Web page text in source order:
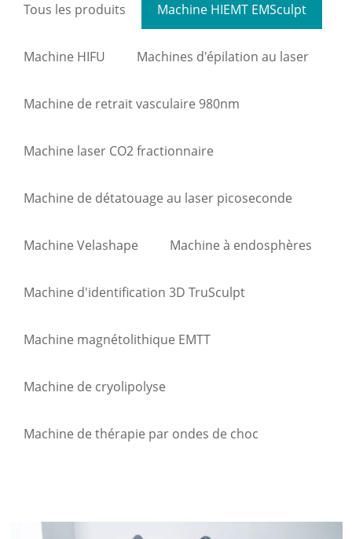
Tous les produits Machine HIEMT EMSculpt
Machine HIFU Machines d'épilation au laser
Machine de retrait vasculaire 980nm
Machine laser CO2 fractionnaire
Machine de détatouage au laser picoseconde
Machine Velashape Machine à endosphères
Machine d'identification 3D TruSculpt
Machine magnétolithique EMTT
Machine de cryolipolyse
Machine de thérapie par ondes de choc